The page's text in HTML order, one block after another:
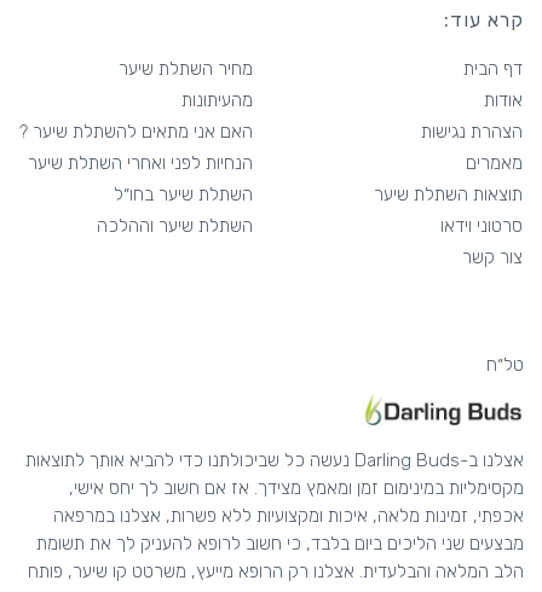
קרא עוד:
דף הבית
אודות
הצהרת נגישות
מאמרים
תוצאות השתלת שיער
סרטוני וידאו
צור קשר
מחיר השתלת שיער
מהעיתונות
האם אני מתאים להשתלת שיער ?
הנחיות לפני ואחרי השתלת שיער
השתלת שיער בחו״ל
השתלת שיער וההלכה
טל״ח
אצלנו ב-Darling Buds נעשה כל שביכולתנו כדי להביא אותך לתוצאות
מקסימליות במינימום זמן ומאמץ מצידך. אז אם חשוב לך יחס אישי,
אכפתי, זמינות מלאה, איכות ומקצועיות ללא פשרות, אצלנו במרפאה
מבצעים שני הליכים ביום בלבד, כי חשוב לרופא להעניק לך את תשומת
הלב המלאה והבלעדית. אצלנו רק הרופא מייעץ, משרטט קו שיער, פותח